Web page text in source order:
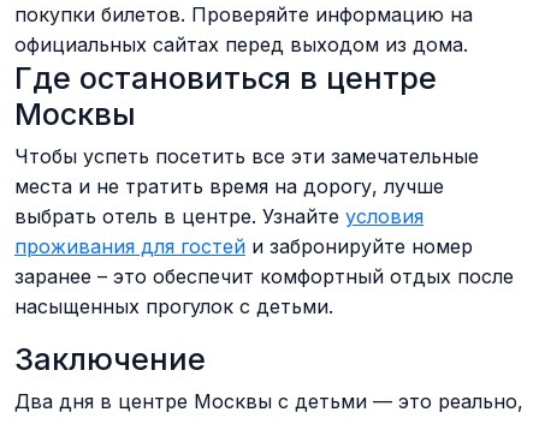
покупки билетов. Проверяйте информацию на
официальных сайтах перед выходом из дома.
Где остановиться в центре
Москвы
Чтобы успеть посетить все эти замечательные
места и не тратить время на дорогу, лучше
выбрать отель в центре. Узнайте условия
проживания для гостей и забронируйте номер
заранее – это обеспечит комфортный отдых после
насыщенных прогулок с детьми.
Заключение
Два дня в центре Москвы с детьми — это реально,